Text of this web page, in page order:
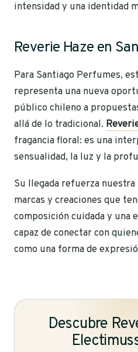
intensidad y una identidad
Reverie Haze en
Para Santiago Perfumes,
representa una nueva
público chileno a
allá de lo tradicional.
fragancia floral: es una
sensualidad, la luz y la
Su llegada refuerza
marcas y creaciones que
composición cuidada y una
capaz de conectar con
como una forma de
Descubre